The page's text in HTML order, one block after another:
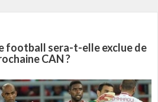
football sera-t-elle exclue de
CAN ?